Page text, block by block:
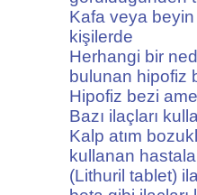
Kafa veya
kişilerde
Herhangi bir
bulunan hipofiz
Hipofiz bezi
Bazı ilaçları
Kalp atım
kullanan
(Lithuril tablet)